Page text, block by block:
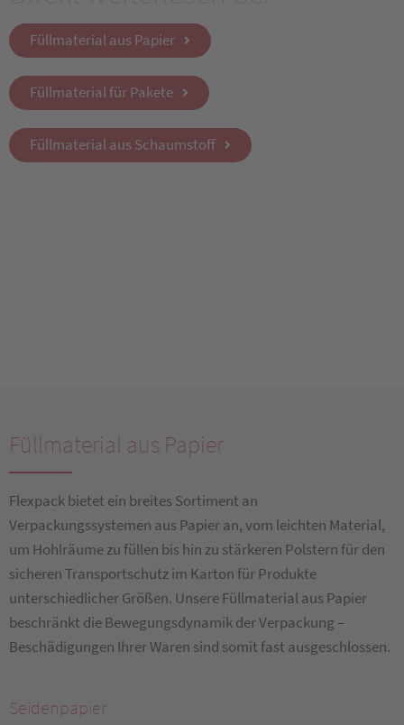
Füllmaterial aus Papier
Füllmaterial für Pakete
Füllmaterial aus Schaumstoff
Füllmaterial aus Papier
Flexpack bietet ein breites Sortiment an
Verpackungssystemen aus Papier an, vom leichten Material,
um Hohlräume zu füllen bis hin zu stärkeren Polstern für den
sicheren Transportschutz im Karton für Produkte
unterschiedlicher Größen. Unsere Füllmaterial aus Papier
beschränkt die Bewegungsdynamik der Verpackung –
Beschädigungen Ihrer Waren sind somit fast ausgeschlossen.
Seidenpapier